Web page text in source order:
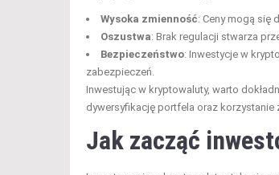
Wysoka zmienność: Ceny mogą się
Oszustwa: Brak regulacji stwarza
Bezpieczeństwo: Inwestycje w
zabezpieczeń.
Inwestując w kryptowaluty, warto
dywersyfikację portfela oraz korzystanie
Jak zacząć